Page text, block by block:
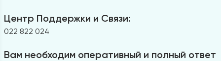
Центр Поддержки и Связи:
022 822 024
Вам необходим оперативный и полный ответ